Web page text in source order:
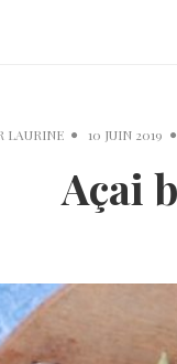
LAURINE 10 JUIN 2019
Açai